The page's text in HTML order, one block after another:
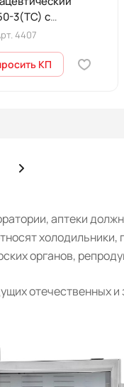
3(ТС) с
4407
КП
аптеки
органов,
отечественных